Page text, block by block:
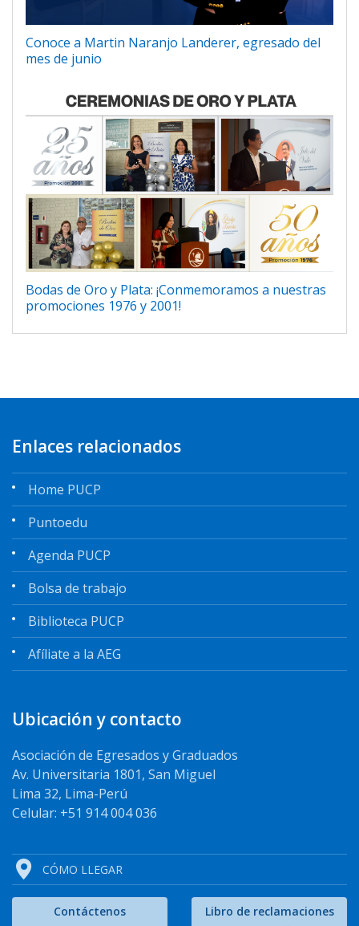
Conoce a Martin Naranjo Landerer, egresado del
mes de junio
Bodas de Oro y Plata: ¡Conmemoramos a nuestras
promociones 1976 y 2001!
Enlaces relacionados
Home PUCP
Puntoedu
Agenda PUCP
Bolsa de trabajo
Biblioteca PUCP
Afíliate a la AEG
Ubicación y contacto
Asociación de Egresados y Graduados
Av. Universitaria 1801, San Miguel
Lima 32, Lima-Perú
Celular: +51 914 004 036
CÓMO LLEGAR
Contáctenos Libro de reclamaciones